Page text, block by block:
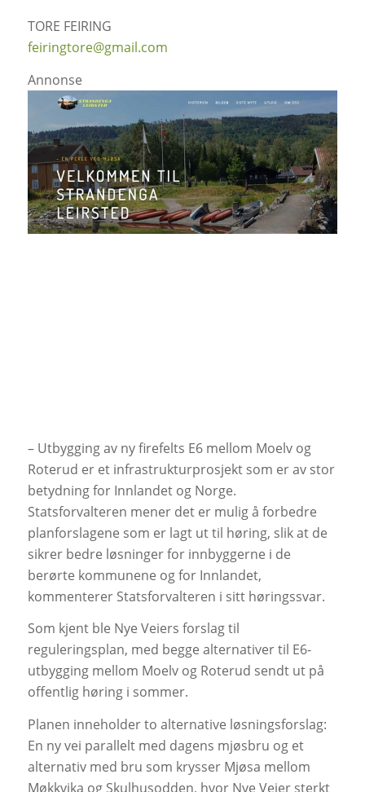
TORE FEIRING
feiringtore@gmail.com
Annonse
– Utbygging av ny firefelts E6 mellom Moelv og
Roterud er et infrastrukturprosjekt som er av stor
betydning for Innlandet og Norge.
Statsforvalteren mener det er mulig å forbedre
planforslagene som er lagt ut til høring, slik at de
sikrer bedre løsninger for innbyggerne i de
berørte kommunene og for Innlandet,
kommenterer Statsforvalteren i sitt høringssvar.
Som kjent ble Nye Veiers forslag til
reguleringsplan, med begge alternativer til E6-
utbygging mellom Moelv og Roterud sendt ut på
offentlig høring i sommer.
Planen inneholder to alternative løsningsforslag:
En ny vei parallelt med dagens mjøsbru og et
alternativ med bru som krysser Mjøsa mellom
Møkkvika og Skulhusodden, hvor Nye Veier sterkt